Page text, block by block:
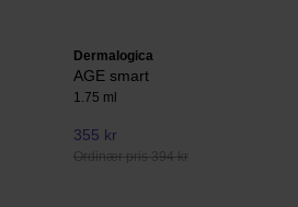
Dermalogica
AGE smart
1.75 ml
355 kr
Ordinær pris 394 kr